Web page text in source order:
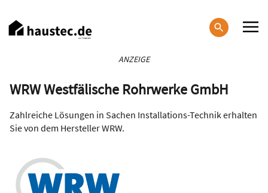
zum
Inhalt
ANZEIGE
WRW Westfälische Rohrwerke GmbH
Zahlreiche Lösungen in Sachen Installations-Technik erhalten
Sie von dem Hersteller WRW.